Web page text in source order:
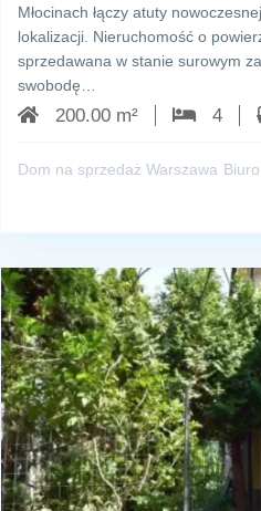
Młocinach łączy atuty
lokalizacji. Nieruchomość o
sprzedawana w stanie surowym
swobodę…
200.00 m² 4
Dom na sprzedaż Warszawa